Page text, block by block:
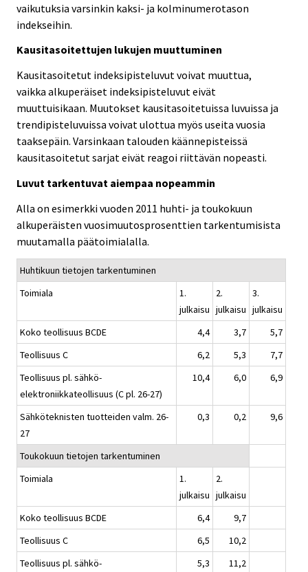
vaikutuksia varsinkin kaksi- ja kolminumerotason
indekseihin.
Kausitasoitettujen lukujen muuttuminen
Kausitasoitetut indeksipisteluvut voivat muuttua,
vaikka alkuperäiset indeksipisteluvut eivät
muuttuisikaan. Muutokset kausitasoitetuissa luvuissa ja
trendipisteluvuissa voivat ulottua myös useita vuosia
taaksepäin. Varsinkaan talouden käännepisteissä
kausitasoitetut sarjat eivät reagoi riittävän nopeasti.
Luvut tarkentuvat aiempaa nopeammin
Alla on esimerkki vuoden 2011 huhti- ja toukokuun
alkuperäisten vuosimuutosprosenttien tarkentumisista
muutamalla päätoimialalla.
Huhtikuun tietojen tarkentuminen
Toimiala
1.
julkaisu
2.
julkaisu
3.
julkaisu
Koko teollisuus BCDE
4,4 3,7
5,7
Teollisuus C
6,2 5,3
7,7
Teollisuus pl. sähkö-
elektroniikkateollisuus (C pl. 26-27)
10,4 6,0 6,9
Sähköteknisten tuotteiden valm. 26-
27
0,3 0,2 9,6
Toukokuun tietojen tarkentuminen
Toimiala
1.
julkaisu
2.
julkaisu
Koko teollisuus BCDE
6,4
9,7
Teollisuus C
6,5
10,2
Teollisuus pl. sähkö-
5,3 11,2